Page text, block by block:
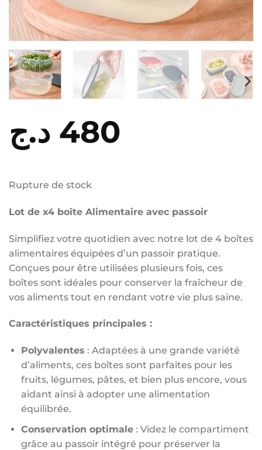
480 د.ج
Rupture de stock
Lot de x4 boîte Alimentaire avec passoir
Simplifiez votre quotidien avec notre lot de 4 boîtes
alimentaires équipées d’un passoir pratique.
Conçues pour être utilisées plusieurs fois, ces
boîtes sont idéales pour conserver la fraîcheur de
vos aliments tout en rendant votre vie plus saine.
Caractéristiques principales :
Polyvalentes : Adaptées à une grande variété
d’aliments, ces boîtes sont parfaites pour les
fruits, légumes, pâtes, et bien plus encore, vous
aidant ainsi à adopter une alimentation
équilibrée.
Conservation optimale: Videz le compartiment
grâce au passoir intégré pour préserver la